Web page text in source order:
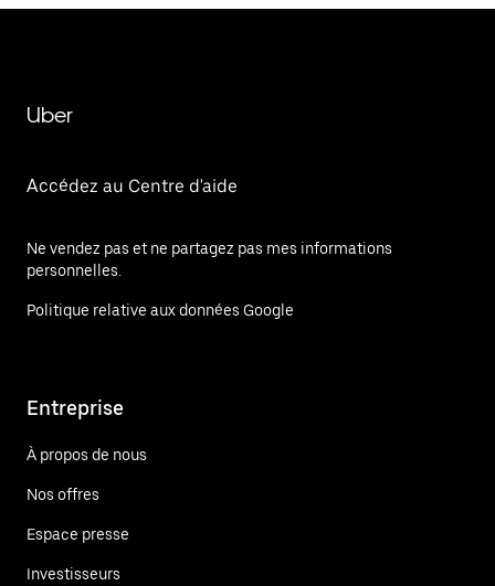
Uber
Accédez au Centre d'aide
Ne vendez pas et ne partagez pas mes informations
personnelles.
Politique relative aux données Google
Entreprise
À propos de nous
Nos offres
Espace presse
Investisseurs